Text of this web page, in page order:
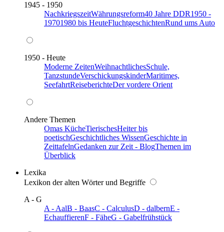
1945 - 1950
NachkriegszeitWährungsreform40 Jahre DDR1950 -
19701980 bis HeuteFluchtgeschichtenRund ums Auto
1950 - Heute
Moderne ZeitenWeihnachtlichesSchule,
TanzstundeVerschickungskinderMaritimes,
SeefahrtReiseberichteDer vordere Orient
Andere Themen
Omas KücheTierischesHeiter bis
poetischGeschichtliches WissenGeschichte in
ZeittafelnGedanken zur Zeit - BlogThemen im
Überblick
Lexika
Lexikon der alten Wörter und Begriffe
A - G
A - AalB - BaasC - CalculusD - dalbernE -
EchauffierenF - FäheG - Gabelfrühstück